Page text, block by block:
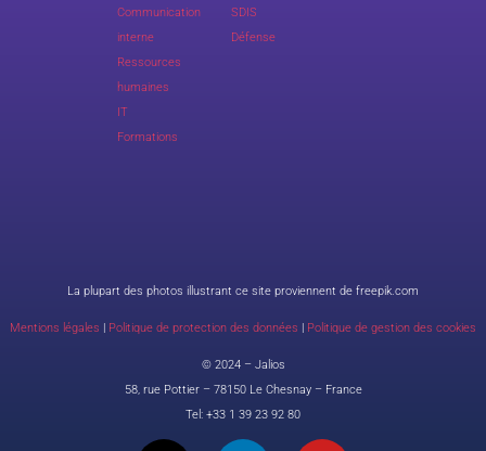
Communication
interne
Ressources
humaines
IT
Formations
SDIS
Défense
La plupart des photos illustrant ce site proviennent de freepik.com
Mentions légales | Politique de protection des données | Politique de gestion des cookies
© 2024 – Jalios
58, rue Pottier – 78150 Le Chesnay – France
Tel: +33 1 39 23 92 80